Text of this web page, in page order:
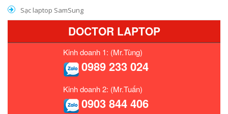
Sạc laptop SamSung
DOCTOR LAPTOP
Kinh doanh 1: (Mr.Tùng)
0989 233 024
Kinh doanh 2: (Mr.Tuấn)
0903 844 406